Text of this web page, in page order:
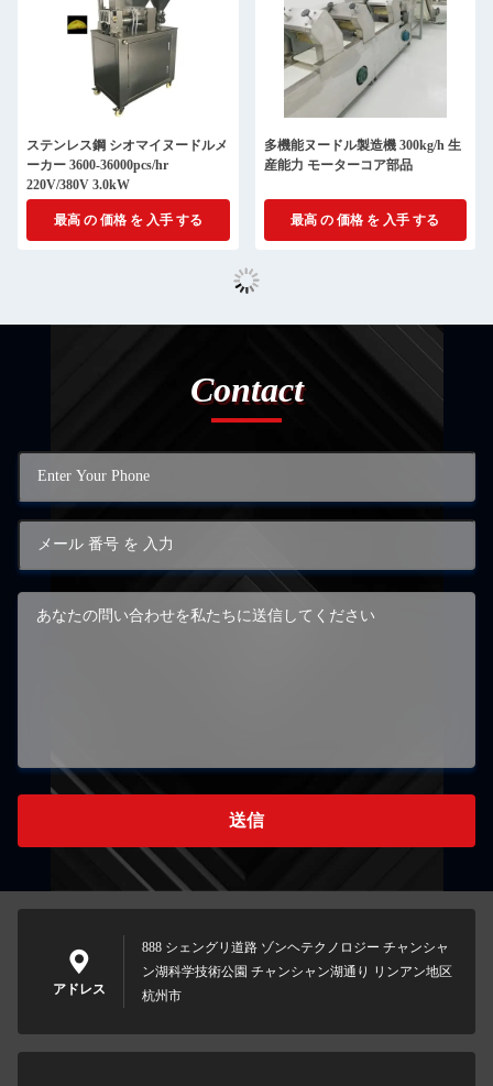
ステンレス鋼 シオマイヌードルメ
ーカー 3600-36000pcs/hr
220V/380V 3.0kW
最高 の 価格 を 入手 する
多機能ヌードル製造機 300kg/h 生
産能力 モーターコア部品
最高 の 価格 を 入手 する
Contact
送信
アドレス
888 シェングリ道路 ゾンヘテクノロジー チャンシャ
ン湖科学技術公園 チャンシャン湖通り リンアン地区
杭州市